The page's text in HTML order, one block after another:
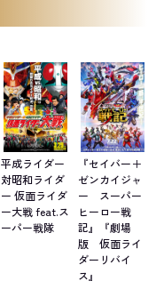
平成ライダー
対昭和ライダ
ー 仮面ライダ
ー大戦 feat.ス
ーパー戦隊
『セイバー＋
ゼンカイジャ
ー スーパー
ヒーロー戦
記』『劇場
版 仮面ライ
ダーリバイ
ス』